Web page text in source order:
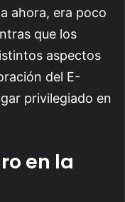
ahora, era poco
que los
aspectos
del E-
privilegiado en
en la